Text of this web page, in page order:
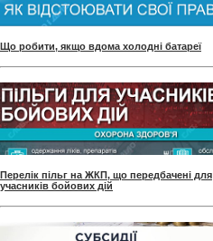
Що робити, якщо вдома холодні батареї
Перелік пільг на ЖКП, що передбачені для
учасників бойових дій